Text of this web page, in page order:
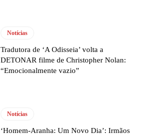
Notícias
Tradutora de ‘A Odisseia’ volta a
DETONAR filme de Christopher Nolan:
“Emocionalmente vazio”
Notícias
‘Homem-Aranha: Um Novo Dia’: Irmãos